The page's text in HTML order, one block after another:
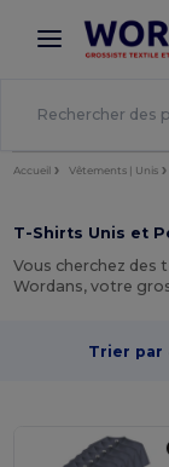
× Appli
Meilleurs
Accueil Vêtements | Unis
T-Shirts Unis et
Vous cherchez des
Wordans, votre
Trier par